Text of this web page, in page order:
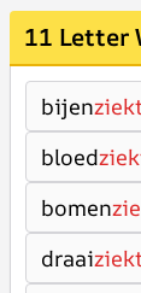
11 Letter
bijen
bloed
bomen
draai